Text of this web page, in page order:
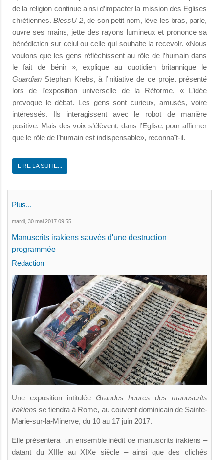
de la religion continue ainsi d’impacter la mission des Eglises
chrétiennes.BlessU-2, de son petit nom, lève les bras, parle,
ouvre ses mains, jette des rayons lumineux et prononce sa
bénédiction sur celui ou celle qui souhaite la recevoir. «Nous
voulons que les gens réfléchissent au rôle de l’humain dans
le fait de bénir », explique au quotidien britannique le
Guardian Stephan Krebs, à l’initiative de ce projet présenté
lors de l’exposition universelle de la Réforme. « L’idée
provoque le débat. Les gens sont curieux, amusés, voire
intéressés. Ils interagissent avec le robot de manière
positive. Mais des voix s’élèvent, dans l’Eglise, pour affirmer
que le rôle de l’humain est indispensable», reconnaît-il.
LIRE LA SUITE...
Plus...
mardi, 30 mai 2017 09:55
Manuscrits irakiens sauvés d'une destruction
programmée
Redaction
Une exposition intitulée Grandes heures des manuscrits
irakiens se tiendra à Rome, au couvent dominicain de Sainte-
Marie-sur-la-Minerve, du 10 au 17 juin 2017.
Elle présentera un ensemble inédit de manuscrits irakiens –
datant du XIIIe au XIXe siècle – ainsi que des clichés